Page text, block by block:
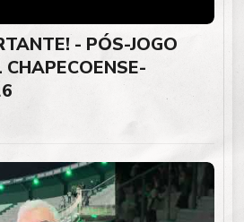
- PÓS-JOGO